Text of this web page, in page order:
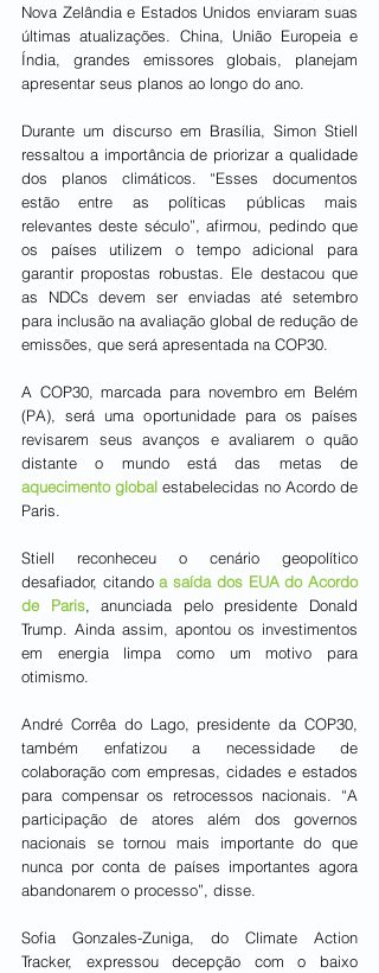
Nova Zelândia e Estados Unidos enviaram suas
últimas atualizações. China, União Europeia e
Índia, grandes emissores globais, planejam
apresentar seus planos ao longo do ano.
Durante um discurso em Brasília, Simon Stiell
ressaltou a importância de priorizar a qualidade
dos planos climáticos. “Esses documentos
estão entre as políticas públicas mais
relevantes deste século”, afirmou, pedindo que
os países utilizem o tempo adicional para
garantir propostas robustas. Ele destacou que
as NDCs devem ser enviadas até setembro
para inclusão na avaliação global de redução de
emissões, que será apresentada na COP30.
A COP30, marcada para novembro em Belém
(PA), será uma oportunidade para os países
revisarem seus avanços e avaliarem o quão
aquecimento global estabelecidas no Acordo de
Paris.
Stiell reconheceu o cenário geopolítico
desafiador, citando a saída dos EUA do Acordo
de Paris, anunciada pelo presidente Donald
Trump. Ainda assim, apontou os investimentos
em energia limpa como um motivo para
otimismo.
André Corrêa do Lago, presidente da COP30,
também enfatizou a necessidade de
colaboração com empresas, cidades e estados
para compensar os retrocessos nacionais. “A
participação de atores além dos governos
nacionais se tornou mais importante do que
nunca por conta de países importantes agora
abandonarem o processo”, disse.
Sofia Gonzales-Zuniga, do Climate Action
Tracker, expressou decepção com o baixo